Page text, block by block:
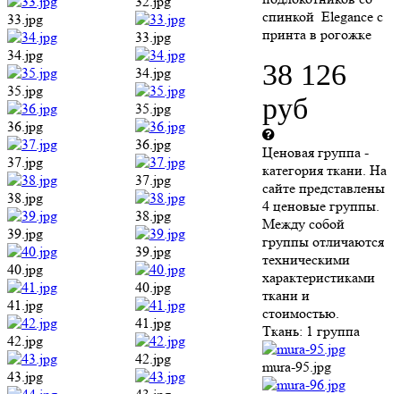
33.jpg
34.jpg
35.jpg
36.jpg
37.jpg
38.jpg
39.jpg
40.jpg
41.jpg
42.jpg
43.jpg
33.jpg
34.jpg
35.jpg
36.jpg
37.jpg
38.jpg
39.jpg
40.jpg
41.jpg
42.jpg
спинкой Elegance c
принта в рогожке
38 126
руб
Ценовая группа -
категория ткани. На
сайте представлены
4 ценовые группы.
Между собой
группы отличаются
техническими
характеристиками
ткани и
стоимостью.
Ткань: 1 группа
mura-95.jpg